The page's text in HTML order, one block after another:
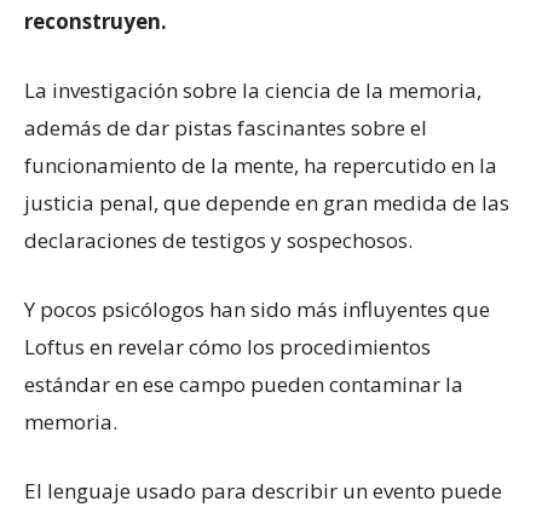
reconstruyen.
La investigación sobre la ciencia de la memoria,
además de dar pistas fascinantes sobre el
funcionamiento de la mente, ha repercutido en la
justicia penal, que depende en gran medida de las
declaraciones de testigos y sospechosos.
Y pocos psicólogos han sido más influyentes que
Loftus en revelar cómo los procedimientos
estándar en ese campo pueden contaminar la
memoria.
El lenguaje usado para describir un evento puede